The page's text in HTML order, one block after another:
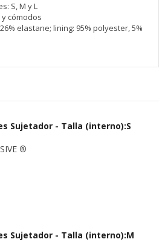
S, M y L
cómodos
elastane; lining: 95% polyester, 5%
Sujetador - Talla (interno):S
®
Sujetador - Talla (interno):M